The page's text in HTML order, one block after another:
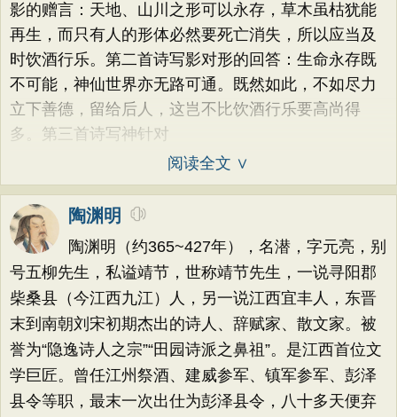
影的赠言：天地、山川之形可以永存，草木虽枯犹能
再生，而只有人的形体必然要死亡消失，所以应当及
时饮酒行乐。第二首诗写影对形的回答：生命永存既
不可能，神仙世界亦无路可通。既然如此，不如尽力
立下善德，留给后人，这岂不比饮酒行乐要高尚得
多。第三首诗写神针对
阅读全文 ∨
陶渊明
陶渊明（约365~427年），名潜，字元亮，别
号五柳先生，私谥靖节，世称靖节先生，一说寻阳郡
柴桑县（今江西九江）人，另一说江西宜丰人，东晋
末到南朝刘宋初期杰出的诗人、辞赋家、散文家。被
誉为“隐逸诗人之宗”“田园诗派之鼻祖”。是江西首位文
学巨匠。曾任江州祭酒、建威参军、镇军参军、彭泽
县令等职，最末一次出仕为彭泽县令，八十多天便弃